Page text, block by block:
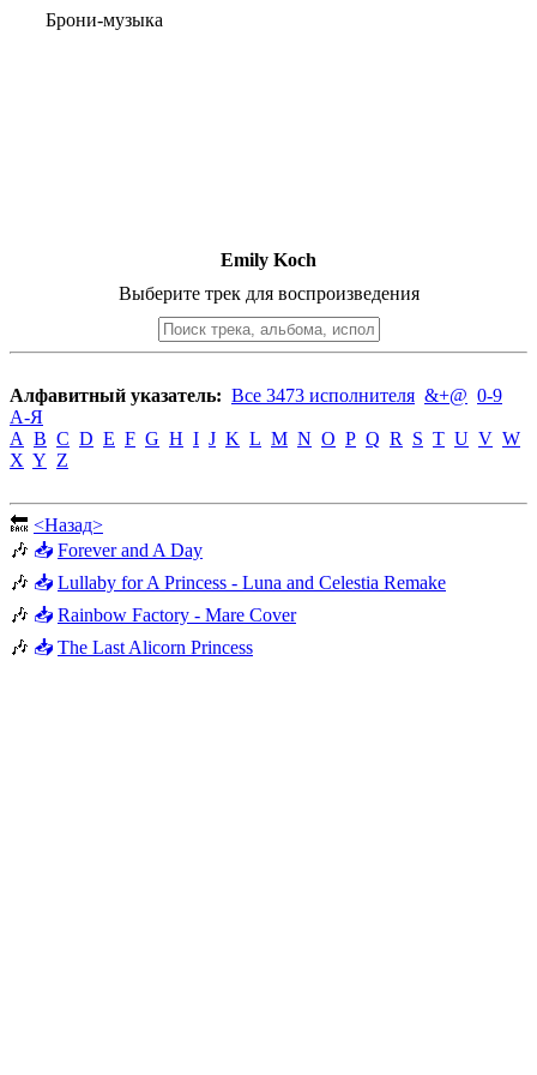
Брони-музыка
Emily Koch
Выберите трек для воспроизведения
Алфавитный указатель: Все 3473 исполнителя &+@ 0-9
А-Я
A B C D E F G H I J K L M N O P Q R S T U V W
X Y Z
🔙 <Назад>
🎶 📥 Forever and A Day
🎶 📥 Lullaby for A Princess - Luna and Celestia Remake
🎶 📥 Rainbow Factory - Mare Cover
🎶 📥 The Last Alicorn Princess